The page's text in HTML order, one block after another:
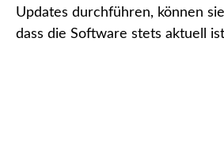
Updates durchführen, können
dass die Software stets aktuell